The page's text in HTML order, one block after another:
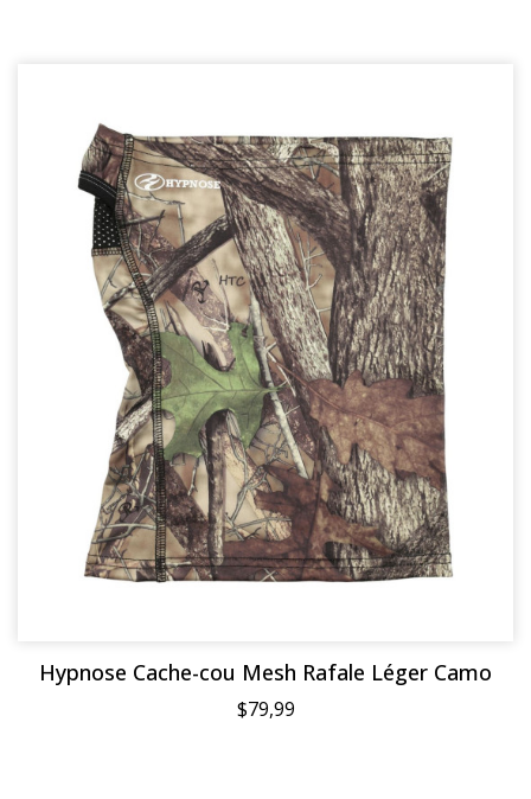
Hypnose Cache-cou Mesh Rafale Léger Camo
$79,99